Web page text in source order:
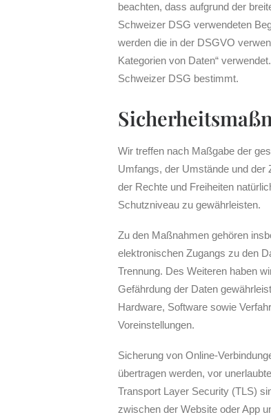
beachten, dass aufgrund der
Schweizer DSG verwendeten
werden die in der DSGVO
Kategorien von Daten“
Schweizer DSG bestimmt.
Wir treffen nach Maßgabe der
Umfangs, der Umstände und der
der Rechte und Freiheiten
Schutzniveau zu gewährleisten.
Zu den Maßnahmen gehören
elektronischen Zugangs zu den
Trennung. Des Weiteren haben
Gefährdung der Daten
Hardware, Software sowie
Voreinstellungen.
Sicherung von Online-
übertragen werden, vor
Transport Layer Security (TLS)
zwischen der Website oder App